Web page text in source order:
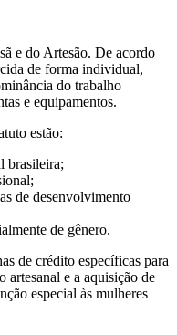
e do Artesão. De acordo
de forma individual,
do trabalho
e equipamentos.
estão:
brasileira;
de desenvolvimento
de gênero.
de crédito específicas para
artesanal e a aquisição de
especial às mulheres